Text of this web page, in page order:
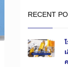
RECENT